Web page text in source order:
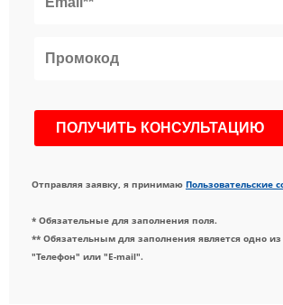
Отправляя заявку, я принимаю Пользовательские
* Обязательные для заполнения поля.
** Обязательным для заполнения является одно
"Телефон" или "E-mail".